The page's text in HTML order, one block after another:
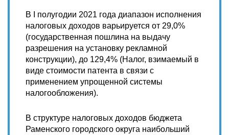
В I полугодии 2021 года диапазон исполнения
налоговых доходов варьируется от 29,0%
(государственная пошлина на выдачу
разрешения на установку рекламной
конструкции), до 129,4% (Налог, взимаемый в
виде стоимости патента в связи с
применением упрощенной системы
налогообложения).
В структуре налоговых доходов бюджета
Раменского городского округа наибольший